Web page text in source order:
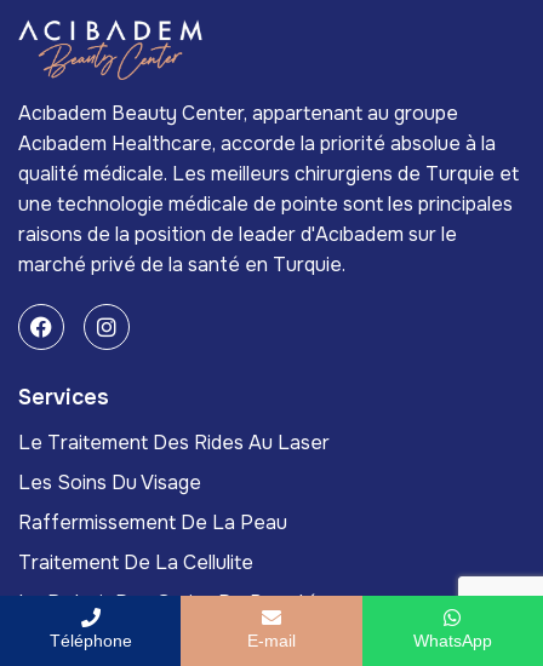
Acıbadem Beauty Center, appartenant au groupe
Acıbadem Healthcare, accorde la priorité absolue à la
qualité médicale. Les meilleurs chirurgiens de Turquie et
une technologie médicale de pointe sont les principales
raisons de la position de leader d'Acıbadem sur le
marché privé de la santé en Turquie.
Services
Le Traitement Des Rides Au Laser
Les Soins Du Visage
Raffermissement De La Peau
Traitement De La Cellulite
Le Retrait Des Grains De Beauté
Téléphone E-mail WhatsApp